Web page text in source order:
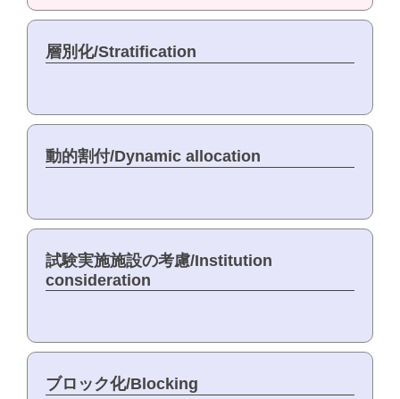
層別化/Stratification
動的割付/Dynamic allocation
試験実施施設の考慮/Institution
consideration
ブロック化/Blocking